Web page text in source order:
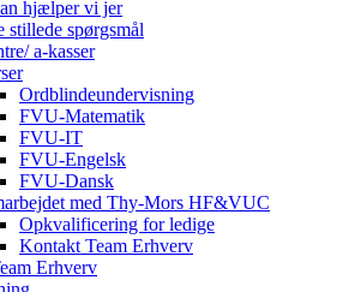
hjælper vi jer
stillede spørgsmål
a-kasser
Ordblindeundervisning
FVU-Matematik
FVU-IT
FVU-Engelsk
FVU-Dansk
med Thy-Mors HF&VUC
Opkvalificering for ledige
Kontakt Team Erhverv
Erhverv